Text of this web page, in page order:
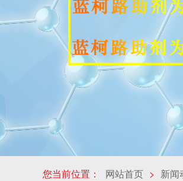
您当前位置： 网站首页 > 新闻